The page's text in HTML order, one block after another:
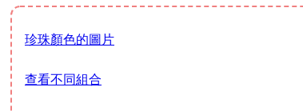
珍珠顏色的圖片
查看不同組合